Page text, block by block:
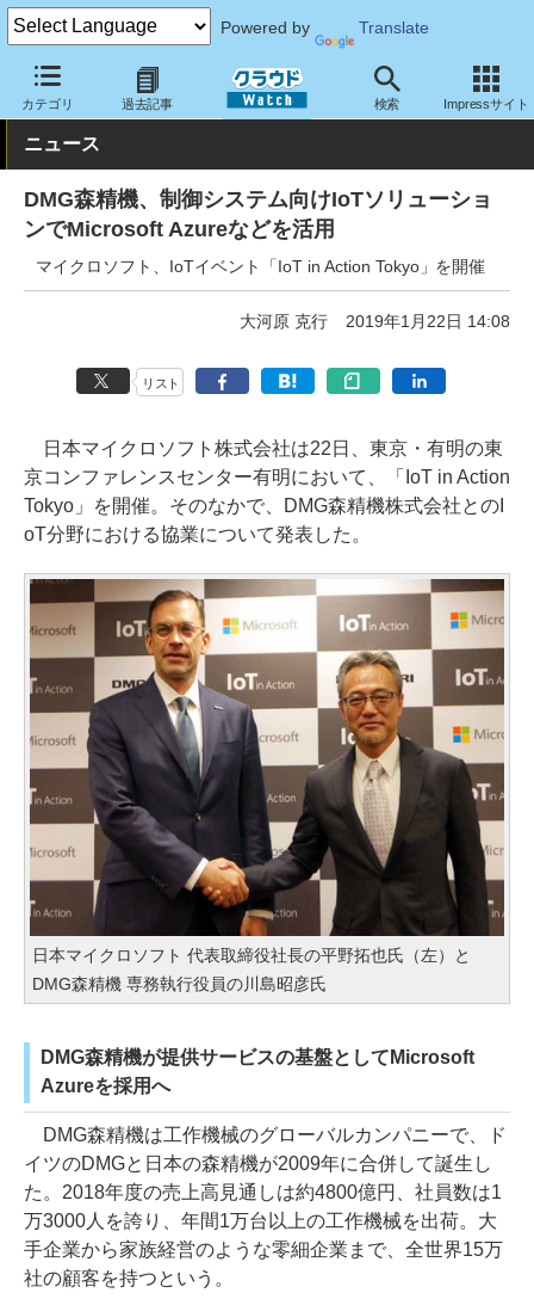
Powered by Translate
カテゴリ 過去記事 検索 Impressサイト
クラウド Watch トピック 協業・提携 国内
ニュース
DMG森精機、制御システム向けIoTソリューショ
ンでMicrosoft Azureなどを活用
マイクロソフト、IoTイベント「IoT in Action Tokyo」を開催
大河原 克行 2019年1月22日 14:08
リスト
日本マイクロソフト株式会社は22日、東京・有明の東
京コンファレンスセンター有明において、「IoT in Action
Tokyo」を開催。そのなかで、DMG森精機株式会社とのI
oT分野における協業について発表した。
日本マイクロソフト 代表取締役社長の平野拓也氏（左）と
DMG森精機 専務執行役員の川島昭彦氏
DMG森精機が提供サービスの基盤としてMicrosoft
Azureを採用へ
DMG森精機は工作機械のグローバルカンパニーで、ド
イツのDMGと日本の森精機が2009年に合併して誕生し
た。2018年度の売上高見通しは約4800億円、社員数は1
万3000人を誇り、年間1万台以上の工作機械を出荷。大
手企業から家族経営のような零細企業まで、全世界15万
社の顧客を持つという。